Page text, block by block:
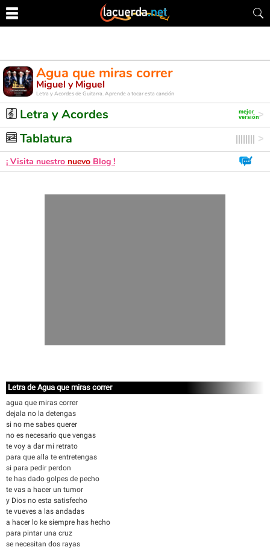
Agua que miras correr
Miguel y Miguel
Letra y Acordes de Guitarra. Aprende a tocar esta canción
Letra y Acordes
Tablatura
¡ Visita nuestro nuevo Blog !
Letra de Agua que miras correr
agua que miras correr
dejala no la detengas
si no me sabes querer
no es necesario que vengas
te voy a dar mi retrato
para que alla te entretengas
si para pedir perdon
te has dado golpes de pecho
te vas a hacer un tumor
y Dios no esta satisfecho
te vueves a las andadas
a hacer lo ke siempre has hecho
para pintar una cruz
se necesitan dos rayas